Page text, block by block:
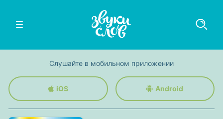
Слушайте в мобильном приложении
iOS Android